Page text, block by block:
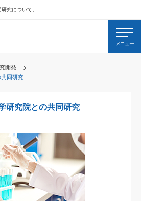
究について。
メニュー
開発
同研究
研究院との共同研究